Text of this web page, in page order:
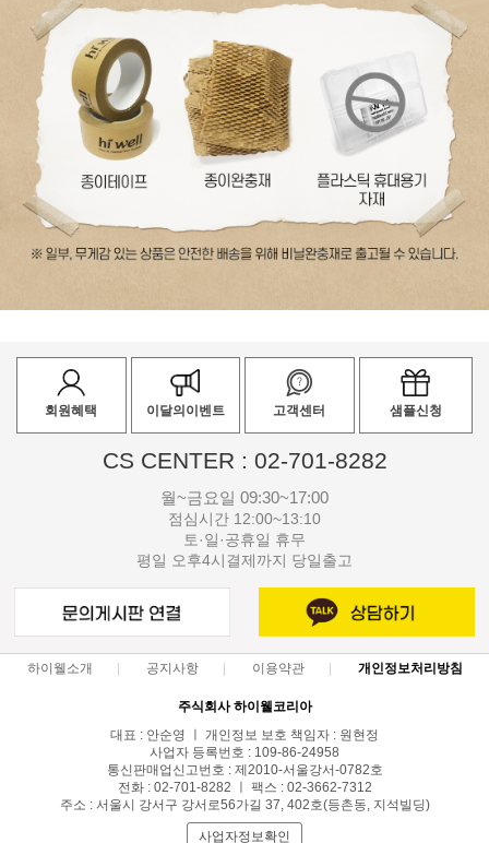
회원혜택 이달의이벤트 고객센터 샘플신청
CS CENTER : 02-701-8282
월~금요일 09:30~17:00
점심시간 12:00~13:10
토·일·공휴일 휴무
평일 오후4시결제까지 당일출고
하이웰소개 공지사항 이용약관 개인정보처리방침
주식회사 하이웰코리아
대표 : 안순영 ㅣ 개인정보 보호 책임자 : 원현정
사업자 등록번호 : 109-86-24958
통신판매업신고번호 : 제2010-서울강서-0782호
전화 : 02-701-8282 ㅣ 팩스 : 02-3662-7312
주소 : 서울시 강서구 강서로56가길 37, 402호(등촌동, 지석빌딩)
사업자정보확인